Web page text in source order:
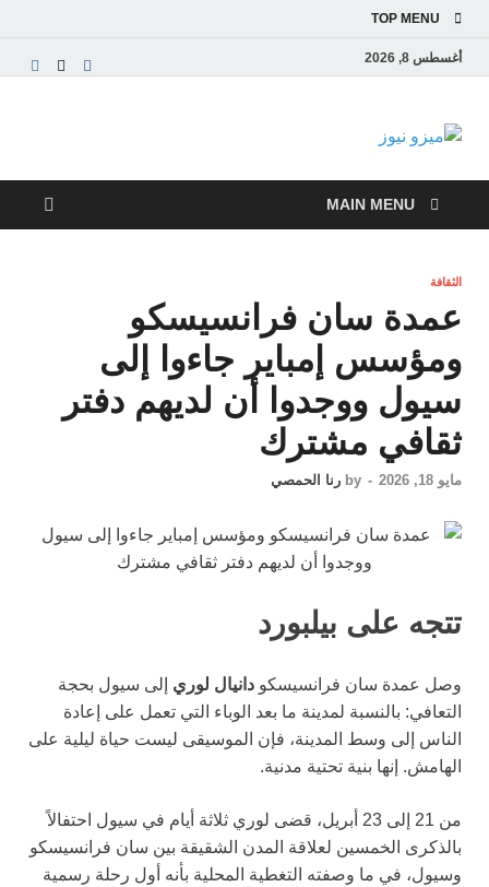
TOP MENU
أغسطس 8, 2026
ميزو نيوز
والاقتصادية
MAIN MENU
الثقافة
عمدة سان فرانسيسكو
ومؤسس إمباير جاءوا إلى
سيول ووجدوا أن لديهم دفتر
ثقافي مشترك
مايو 18, 2026 -
by رنا الحمصي
تتجه على بيلبورد
وصل عمدة سان فرانسيسكو دانيال لوري إلى سيول بحجة
التعافي: بالنسبة لمدينة ما بعد الوباء التي تعمل على إعادة
الناس إلى وسط المدينة، فإن الموسيقى ليست حياة ليلية على
الهامش. إنها بنية تحتية مدنية.
من 21 إلى 23 أبريل، قضى لوري ثلاثة أيام في سيول احتفالاً
بالذكرى الخمسين لعلاقة المدن الشقيقة بين سان فرانسيسكو
وسيول، في ما وصفته التغطية المحلية بأنه أول رحلة رسمية